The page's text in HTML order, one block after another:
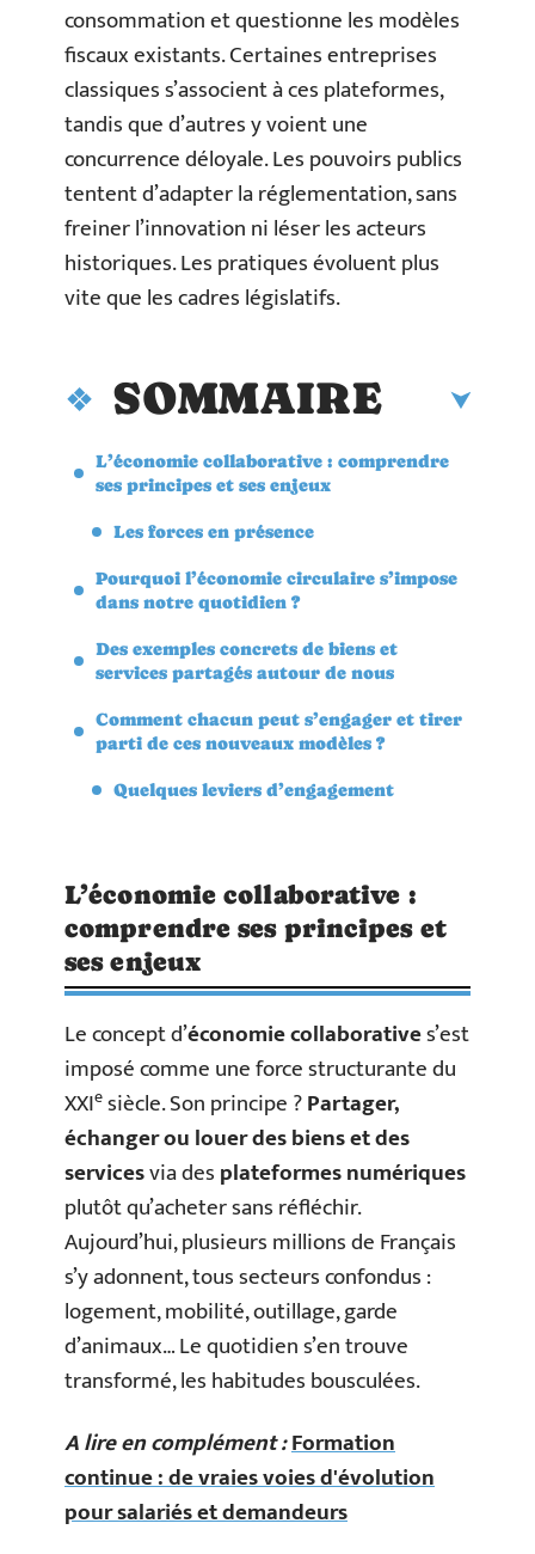
consommation et questionne les modèles
fiscaux existants. Certaines entreprises
classiques s’associent à ces plateformes,
tandis que d’autres y voient une
concurrence déloyale. Les pouvoirs publics
tentent d’adapter la réglementation, sans
freiner l’innovation ni léser les acteurs
historiques. Les pratiques évoluent plus
vite que les cadres législatifs.
SOMMAIRE
L’économie collaborative : comprendre
ses principes et ses enjeux
Les forces en présence
Pourquoi l’économie circulaire s’impose
dans notre quotidien ?
Des exemples concrets de biens et
services partagés autour de nous
Comment chacun peut s’engager et tirer
parti de ces nouveaux modèles ?
Quelques leviers d’engagement
L’économie collaborative :
comprendre ses principes et
ses enjeux
Le concept d’économie collaboratives’est
imposé comme une force structurante du
XXIesiècle. Son principe ?Partager,
échanger ou louer des biens et des
servicesvia desplateformes numériques
plutôt qu’acheter sans réfléchir.
Aujourd’hui, plusieurs millions de Français
s’y adonnent, tous secteurs confondus :
logement, mobilité, outillage, garde
d’animaux… Le quotidien s’en trouve
transformé, les habitudes bousculées.
A lire en complément :Formation
continue : de vraies voies d'évolution
pour salariés et demandeurs